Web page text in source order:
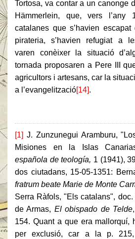
Tortosa, va contar a un canonge
Hämmerlein, que, vers l’any
catalanes que s’havien escapat
pirateria, s’havien refugiat a
varen conèixer la situació
tornada proposaren a Pere III
agricultors i artesans, car la
a l’evangelització[14].
[1] J. Zunzunegui Aramburu,
Misiones en la Islas
española de teología, 1 (1941),
dos ciutadans, 15-05-1351:
fratrum beate Marie de Monte
Serra Ràfols, "Els catalans",
de Armas, El obispado de Telde
154. Quant a que era mallorquí,
per exclusió, car a la p.